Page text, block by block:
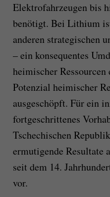
Elektrofahrzeugen bis
benötigt. Bei Lithium
anderen strategischen
– ein konsequentes
heimischer
Potenzial heimischer
ausgeschöpft. Für ein
fortgeschrittenes
Tschechischen
ermutigende Resultate
seit dem 14.
vor.